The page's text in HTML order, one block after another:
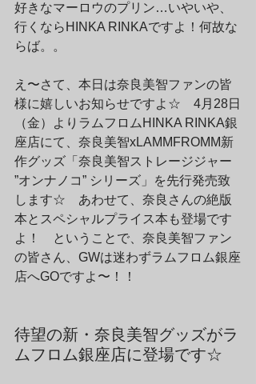
好きなマーロウのプリン…いやいや、
行くならHINKA RINKAですよ！何故な
らば。。
え〜さて、本日は奈良美智ファンの皆
様に嬉しいお知らせですよ☆　4月28日
（金）よりラムフロムHINKA RINKA銀
座店にて、奈良美智xLAMMFROMM新
作グッズ「奈良美智ストレージジャー
”オンナノコ” シリーズ」を先行発売致
します☆　あわせて、奈良さんの絶版
本とスペシャルプライス本も登場です
よ！　ということで、奈良美智ファン
の皆さん、GWは迷わずラムフロム銀座
店へGOですよ〜！！
待望の新・奈良美智グッズがラ
ムフロム銀座店に登場です☆